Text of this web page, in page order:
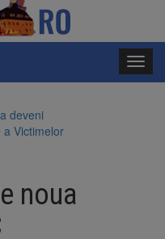
deveni
Victimelor
Piața
apelul
noua